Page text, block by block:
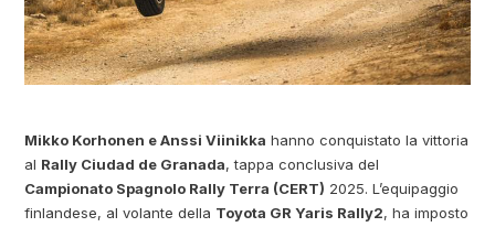
Mikko Korhonen e Anssi Viinikka hanno conquistato la vittoria
al Rally Ciudad de Granada, tappa conclusiva del
Campionato Spagnolo Rally Terra (CERT) 2025. L’equipaggio
finlandese, al volante della Toyota GR Yaris Rally2, ha imposto